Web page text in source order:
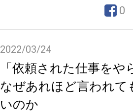
0
2022/03/24
「依頼された仕事を
なぜあれほど言われて
いのか